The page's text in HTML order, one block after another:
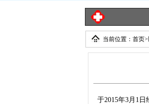
康复科
当前位置： 首页>
于2015年3月1